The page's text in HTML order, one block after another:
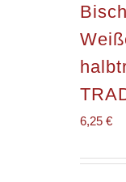
6,25 €